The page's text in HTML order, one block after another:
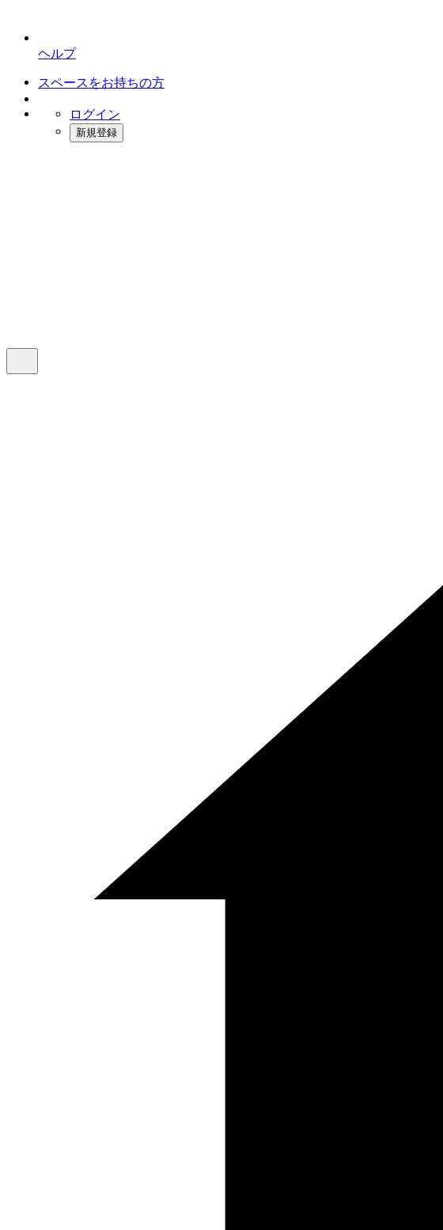
ヘルプ
スペースをお持ちの方
ログイン
新規登録